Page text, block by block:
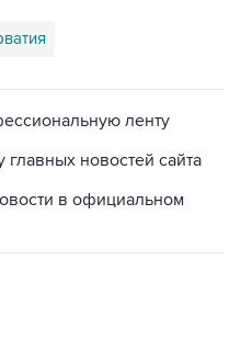
ленту
новостей сайта
в официальном